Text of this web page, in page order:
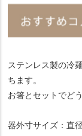
ステンレス製の冷
ちます。
お箸とセットでどう
器外寸サイズ：直